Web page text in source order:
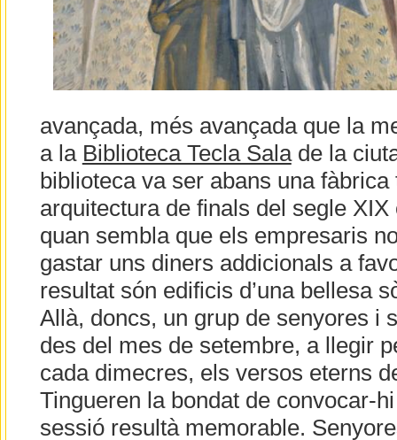
avançada, més avançada que la
a la Biblioteca Tecla Salade la
biblioteca va ser abans una
arquitectura de finals del segle
quan sembla que els empresaris
gastar uns diners addicionals a
resultat són edificis d’una bellesa
Allà, doncs, un grup de senyores i
des del mes de setembre, a llegir
cada dimecres, els versos eterns
Tingueren la bondat de convocar-
sessió resultà memorable.